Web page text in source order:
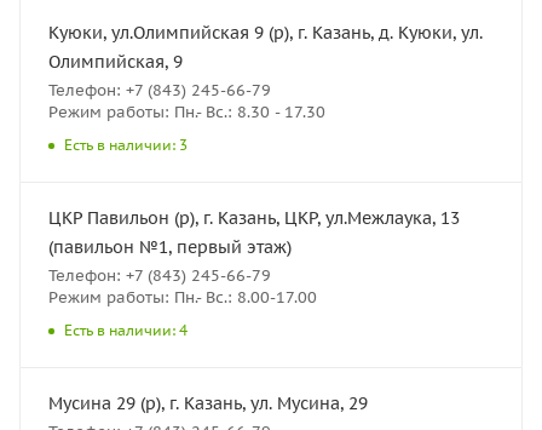
Куюки, ул.Олимпийская 9 (р), г. Казань, д. Куюки, ул.
Олимпийская, 9
Телефон: +7 (843) 245-66-79
Режим работы: Пн.- Вс.: 8.30 - 17.30
Есть в наличии: 3
ЦКР Павильон (р), г. Казань, ЦКР, ул.Межлаука, 13
(павильон №1, первый этаж)
Телефон: +7 (843) 245-66-79
Режим работы: Пн.- Вс.: 8.00-17.00
Есть в наличии: 4
Мусина 29 (р), г. Казань, ул. Мусина, 29